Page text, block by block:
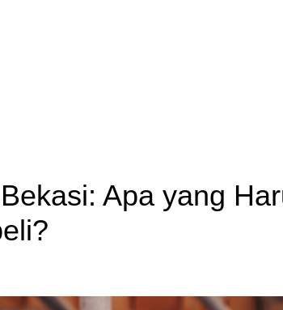
Apa yang